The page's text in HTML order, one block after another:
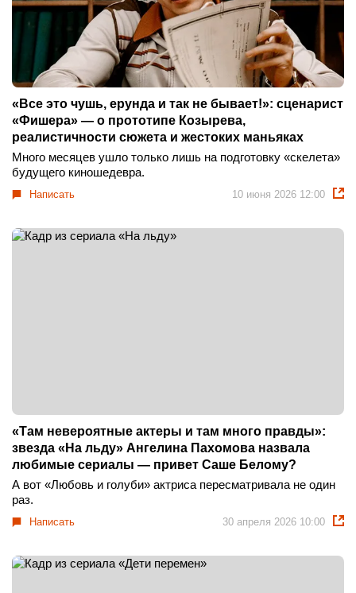
«Все это чушь, ерунда и так не бывает!​​​​​​​»: сценарист
«Фишера» — о прототипе Козырева,
реалистичности сюжета и жестоких маньяках
Много месяцев ушло только лишь на подготовку «скелета»
будущего киношедевра.
Написать 10 июня 2026 12:00
«Там невероятные актеры и там много правды»:
звезда «На льду» Ангелина Пахомова назвала
любимые сериалы — привет Саше Белому?
А вот «Любовь и голуби» актриса пересматривала не один
раз.
Написать 30 апреля 2026 10:00